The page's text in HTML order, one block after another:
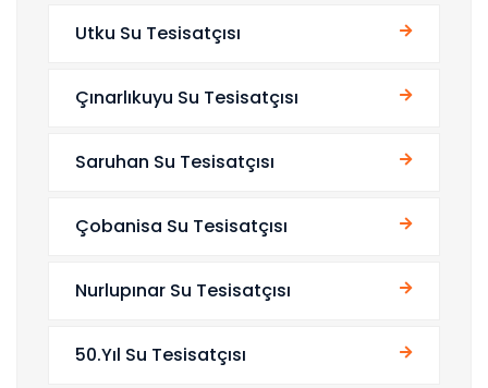
Utku Su Tesisatçısı
Çınarlıkuyu Su Tesisatçısı
Saruhan Su Tesisatçısı
Çobanisa Su Tesisatçısı
Nurlupınar Su Tesisatçısı
50.Yıl Su Tesisatçısı